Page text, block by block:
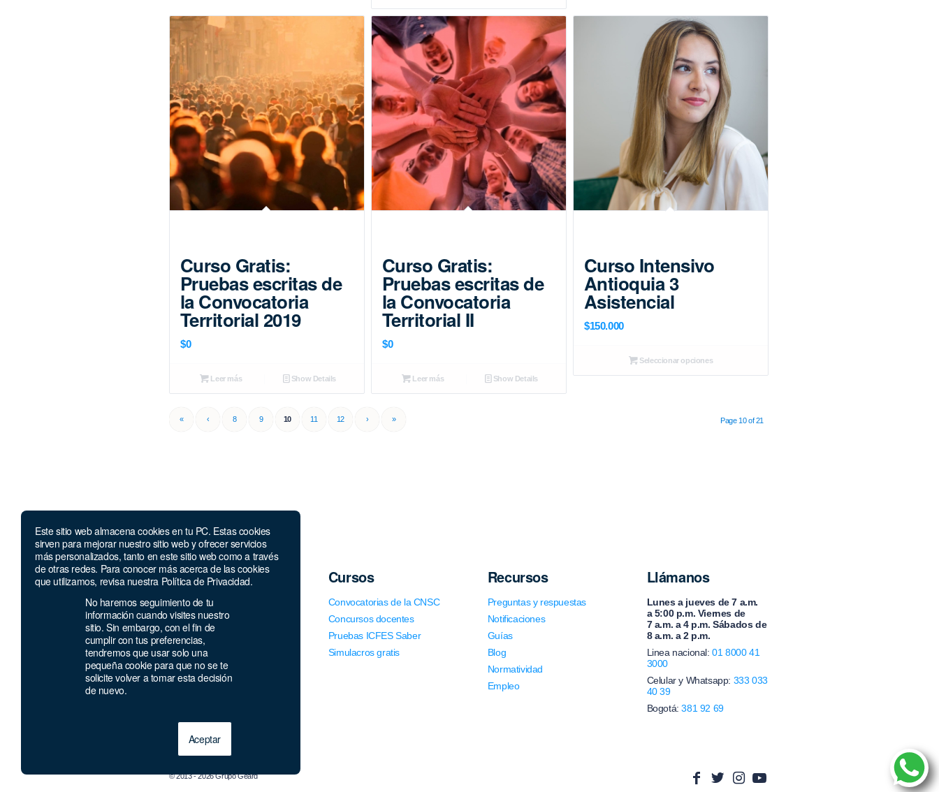
Este sitio web almacena cookies en tu PC. Estas cookies
sirven para mejorar nuestro sitio web y ofrecer servicios
más personalizados, tanto en este sitio web como a través
de otras redes. Para conocer más acerca de las cookies
que utilizamos, revisa nuestra Política de Privacidad.
No haremos seguimiento de tu
información cuando visites nuestro
sitio. Sin embargo, con el fin de
cumplir con tus preferencias,
tendremos que usar solo una
pequeña cookie para que no se te
solicite volver a tomar esta decisión
de nuevo.
Aceptar
Curso Gratis:
Pruebas escritas de
la Convocatoria
Territorial 2019
$0
Leer más Show Details
Curso Gratis:
Pruebas escritas de
la Convocatoria
Territorial II
$0
Leer más Show Details
Curso Intensivo
Antioquia 3
Asistencial
$150.000
Seleccionar opciones
Page 10 of 21
« ‹ 8 9 10 11 12 › »
Compañía
Nosotros
Alianzas
Contacto
Política de privacidad
Términos y condiciones
Cursos
Convocatorias de la CNSC
Concursos docentes
Pruebas ICFES Saber
Simulacros gratis
Recursos
Preguntas y respuestas
Notificaciones
Guías
Blog
Normatividad
Empleo
Llámanos
Lunes a jueves de 7 a.m.
a 5:00 p.m. Viernes de
7 a.m. a 4 p.m. Sábados de
8 a.m. a 2 p.m.
Linea nacional:01 8000 41
3000
Celular y Whatsapp: 333 033
40 39
Bogotá:381 92 69
© 2013 - 2026 Grupo Geard